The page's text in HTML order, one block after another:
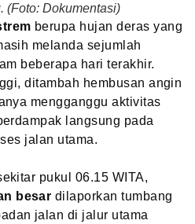
(Foto: Dokumentasi)
berupa hujan deras yang
melanda sejumlah
beberapa hari terakhir.
ditambah hembusan angin
mengganggu aktivitas
langsung pada
jalan utama.
pukul 06.15 WITA,
besar dilaporkan tumbang
jalan di jalur utama